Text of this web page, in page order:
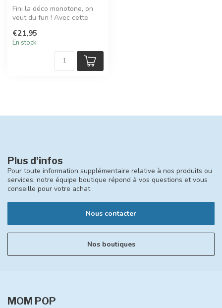
Fini la déco monotone, on
veut du fun ! Avec cette
forme...
€21,95
En stock
Plus d'infos
Pour toute information supplémentaire relative à nos produits ou
services, notre équipe boutique répond à vos questions et vous
conseille pour votre achat
Nous contacter
Nos boutiques
MOM POP